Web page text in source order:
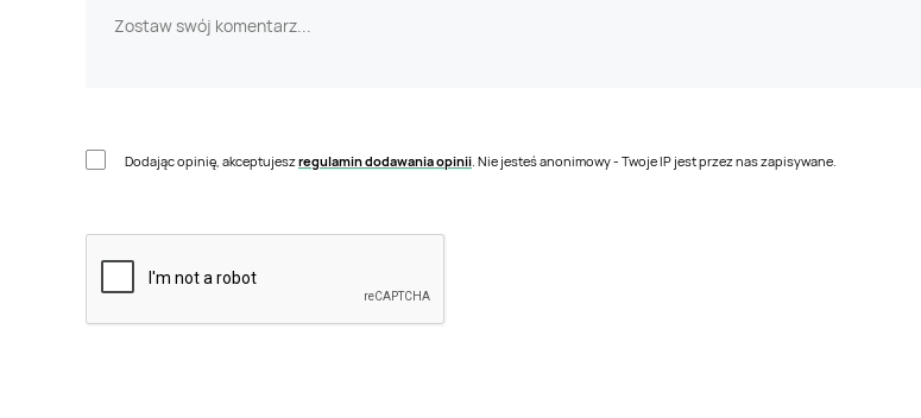
Dodając opinię, akceptujeszregulamin dodawania opinii . Nie jesteś anonimowy - Twoje IP jest przez nas zapisywane.